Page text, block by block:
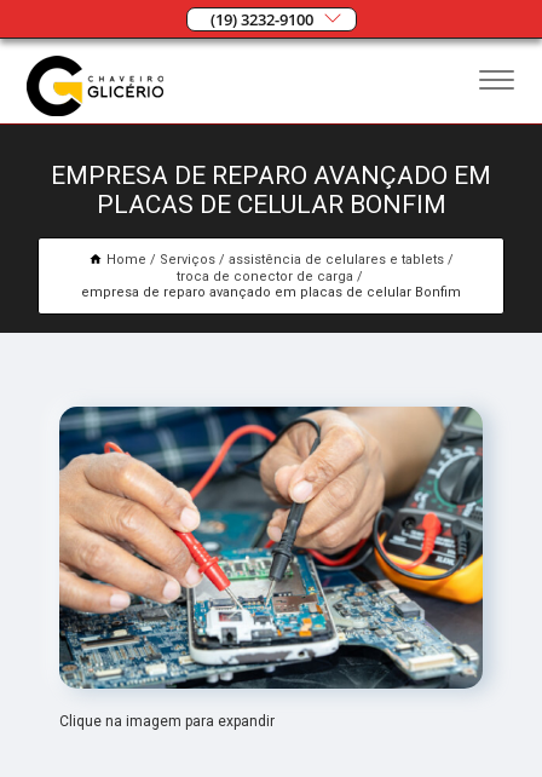
(19) 3232-9100
EMPRESA DE REPARO AVANÇADO EM
PLACAS DE CELULAR BONFIM
Home Serviços
assistência de celulares e tablets
troca de conector de carga
empresa de reparo avançado em placas de celular Bonfim
Clique na imagem para expandir